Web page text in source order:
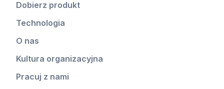
Dobierz produkt
Technologia
O nas
Kultura organizacyjna
Pracuj z nami